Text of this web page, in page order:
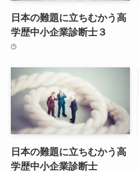
日本の難題に立ちむかう高
学歴中小企業診断士３
日本の難題に立ちむかう高
学歴中小企業診断士